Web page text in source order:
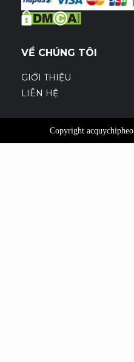
VỀ CHÚNG TÔI
GIỚI THIỆU
LIÊN HỆ
Copyright acquychipheo